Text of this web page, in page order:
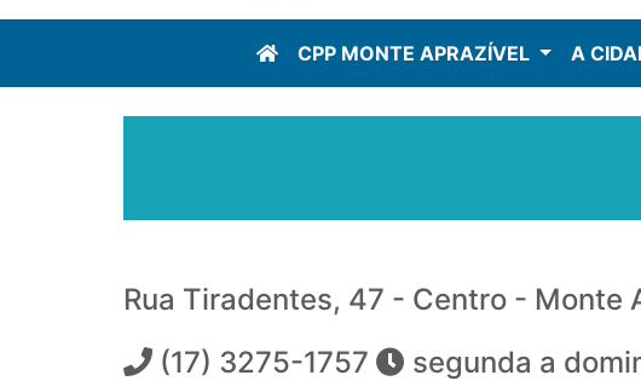
CPP MONTE APRAZÍVEL A
Rua Tiradentes, 47 - Centro - Monte
(17) 3275-1757
segunda a